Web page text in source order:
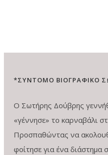
*ΣΥΝΤΟΜΟ ΒΙΟΓΡΑΦΙΚΟ
Ο Σωτήρης Δούβρης
«γέννησε» το καρναβάλι
Προσπαθώντας να
φοίτησε για ένα διάστημα